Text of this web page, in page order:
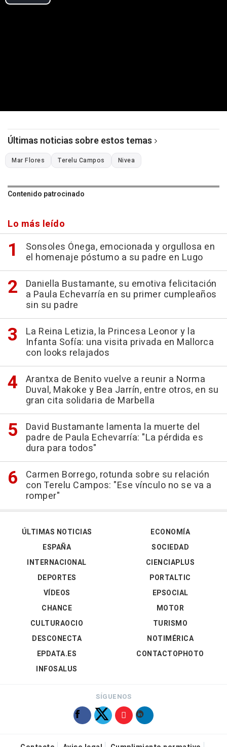
Últimas noticias sobre estos temas
Mar Flores Terelu Campos Nivea
Contenido patrocinado
Lo más leído
Sonsoles Ónega, emocionada y orgullosa en
el homenaje póstumo a su padre en Lugo
Daniella Bustamante, su emotiva felicitación
a Paula Echevarría en su primer cumpleaños
sin su padre
La Reina Letizia, la Princesa Leonor y la
Infanta Sofía: una visita privada en Mallorca
con looks relajados
Arantxa de Benito vuelve a reunir a Norma
Duval, Makoke y Bea Jarrín, entre otros, en su
gran cita solidaria de Marbella
David Bustamante lamenta la muerte del
padre de Paula Echevarría: "La pérdida es
dura para todos"
Carmen Borrego, rotunda sobre su relación
con Terelu Campos: "Ese vínculo no se va a
romper"
ÚLTIMAS NOTICIAS
ESPAÑA
INTERNACIONAL
DEPORTES
VÍDEOS
ECONOMÍA
SOCIEDAD
CIENCIAPLUS
PORTALTIC
EPSOCIAL
CHANCE
CULTURAOCIO
DESCONECTA
EPDATA.ES
INFOSALUS
MOTOR
TURISMO
NOTIMÉRICA
CONTACTOPHOTO
SÍGUENOS